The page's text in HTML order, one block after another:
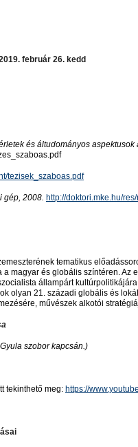
február 26. kedd
és áltudományos
tezisek_szaboas.pdf
gép, 2008. http://doktori.mke.hu/
tematikus
magyar és globális színtéren. Az
állampárt
olyan 21. századi globális és
művészek alkotói
szobor kapcsán.)
tekinthető meg: https://